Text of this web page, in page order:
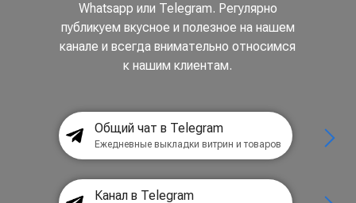
Whatsapp или Telegram. Регулярно
публикуем вкусное и полезное на нашем
канале и всегда внимательно относимся
к нашим клиентам.
Общий чат в Telegram
Ежедневные выкладки витрин и товаров
Канал в Telegram